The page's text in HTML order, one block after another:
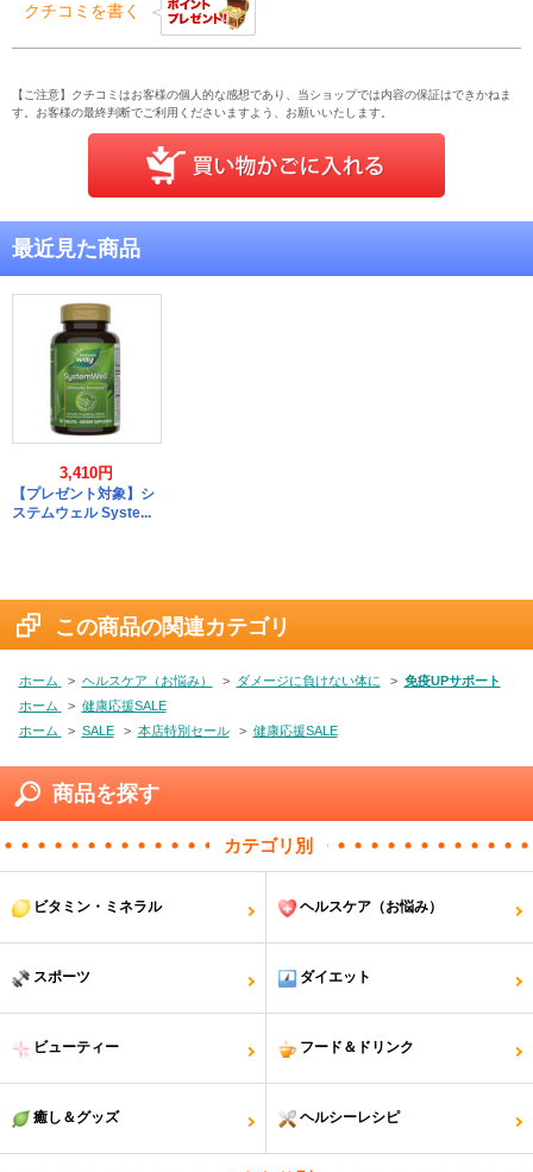
クチコミを書く
【ご注意】クチコミはお客様の個人的な感想であり、当ショップでは内容の保証はできかねま
す。お客様の最終判断でご利用くださいますよう、お願いいたします。
最近見た商品
3,410円
【プレゼント対象】シ
ステムウェル Syste...
この商品の関連カテゴリ
ホーム > ヘルスケア（お悩み） > ダメージに負けない体に > 免疫UPサポート
ホーム
> 健康応援SALE
ホーム
> SALE > 本店特別セール > 健康応援SALE
商品を探す
カテゴリ別
ビタミン・ミネラル ヘルスケア（お悩み）
スポーツ ダイエット
ビューティー フード＆ドリンク
癒し＆グッズ ヘルシーレシピ